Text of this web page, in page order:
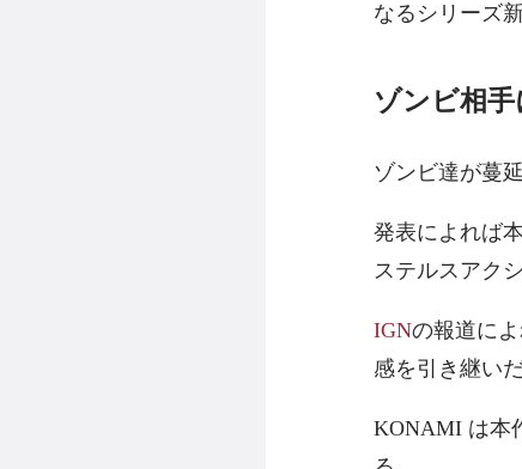
なるシリーズ
ゾンビ相
ゾンビ達が蔓
発表によれば
ステルスアク
IGNの報道に
感を引き継い
KONAMI は本